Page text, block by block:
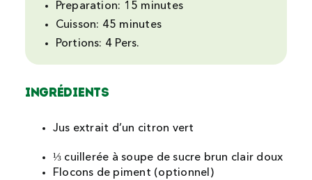
Preparation: 15 minutes
Cuisson: 45 minutes
Portions: 4 Pers.
Ingrédients
Jus extrait d’un citron vert
⅓ cuillerée à soupe de sucre brun clair doux
Flocons de piment (optionnel)